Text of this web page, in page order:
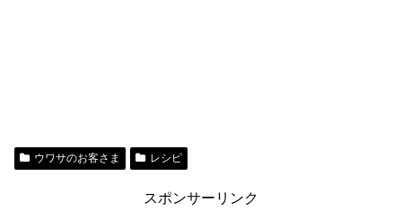
ウワサのお客さま レシピ
スポンサーリンク